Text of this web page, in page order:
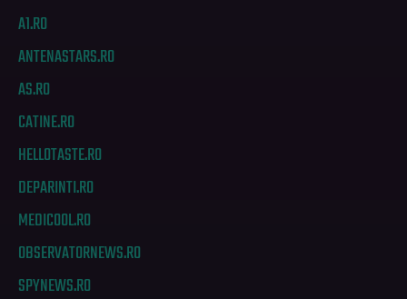
A1.RO
ANTENASTARS.RO
AS.RO
CATINE.RO
HELLOTASTE.RO
DEPARINTI.RO
MEDICOOL.RO
OBSERVATORNEWS.RO
SPYNEWS.RO